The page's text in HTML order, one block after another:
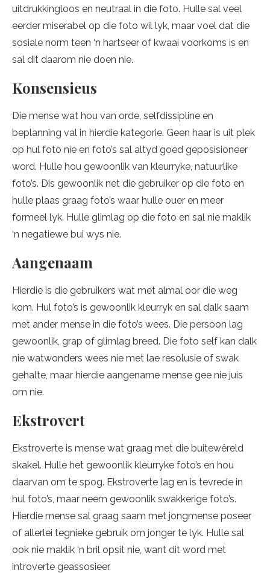
uitdrukkingloos en neutraal in die foto. Hulle sal veel
eerder miserabel op die foto wil lyk, maar voel dat die
sosiale norm teen ‘n hartseer of kwaai voorkoms is en
sal dit daarom nie doen nie.
Konsensieus
Die mense wat hou van orde, selfdissipline en
beplanning val in hierdie kategorie. Geen haar is uit plek
op hul foto nie en foto’s sal altyd goed geposisioneer
word. Hulle hou gewoonlik van kleurryke, natuurlike
foto’s. Dis gewoonlik net die gebruiker op die foto en
hulle plaas graag foto’s waar hulle ouer en meer
formeel lyk. Hulle glimlag op die foto en sal nie maklik
‘n negatiewe bui wys nie.
Aangenaam
Hierdie is die gebruikers wat met almal oor die weg
kom. Hul foto’s is gewoonlik kleurryk en sal dalk saam
met ander mense in die foto’s wees. Die persoon lag
gewoonlik, grap of glimlag breed. Die foto self kan dalk
nie watwonders wees nie met lae resolusie of swak
gehalte, maar hierdie aangename mense gee nie juis
om nie.
Ekstrovert
Ekstroverte is mense wat graag met die buitewêreld
skakel. Hulle het gewoonlik kleurryke foto’s en hou
daarvan om te spog. Ekstroverte lag en is tevrede in
hul foto’s, maar neem gewoonlik swakkerige foto’s.
Hierdie mense sal graag saam met jongmense poseer
of allerlei tegnieke gebruik om jonger te lyk. Hulle sal
ook nie maklik ‘n bril opsit nie, want dit word met
introverte geassosieer.